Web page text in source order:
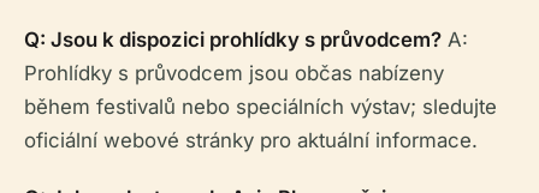
Q: Jsou k dispozici prohlídky s průvodcem? A:
Prohlídky s průvodcem jsou občas nabízeny
během festivalů nebo speciálních výstav; sledujte
oficiální webové stránky pro aktuální informace.